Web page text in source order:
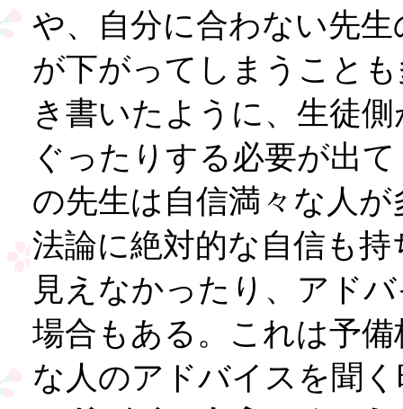
や、自分に合わない先
が下がってしまうこと
き書いたように、生徒
ぐったりする必要が出
の先生は自信満々な人
法論に絶対的な自信も
見えなかったり、アド
場合もある。これは予
な人のアドバイスを聞